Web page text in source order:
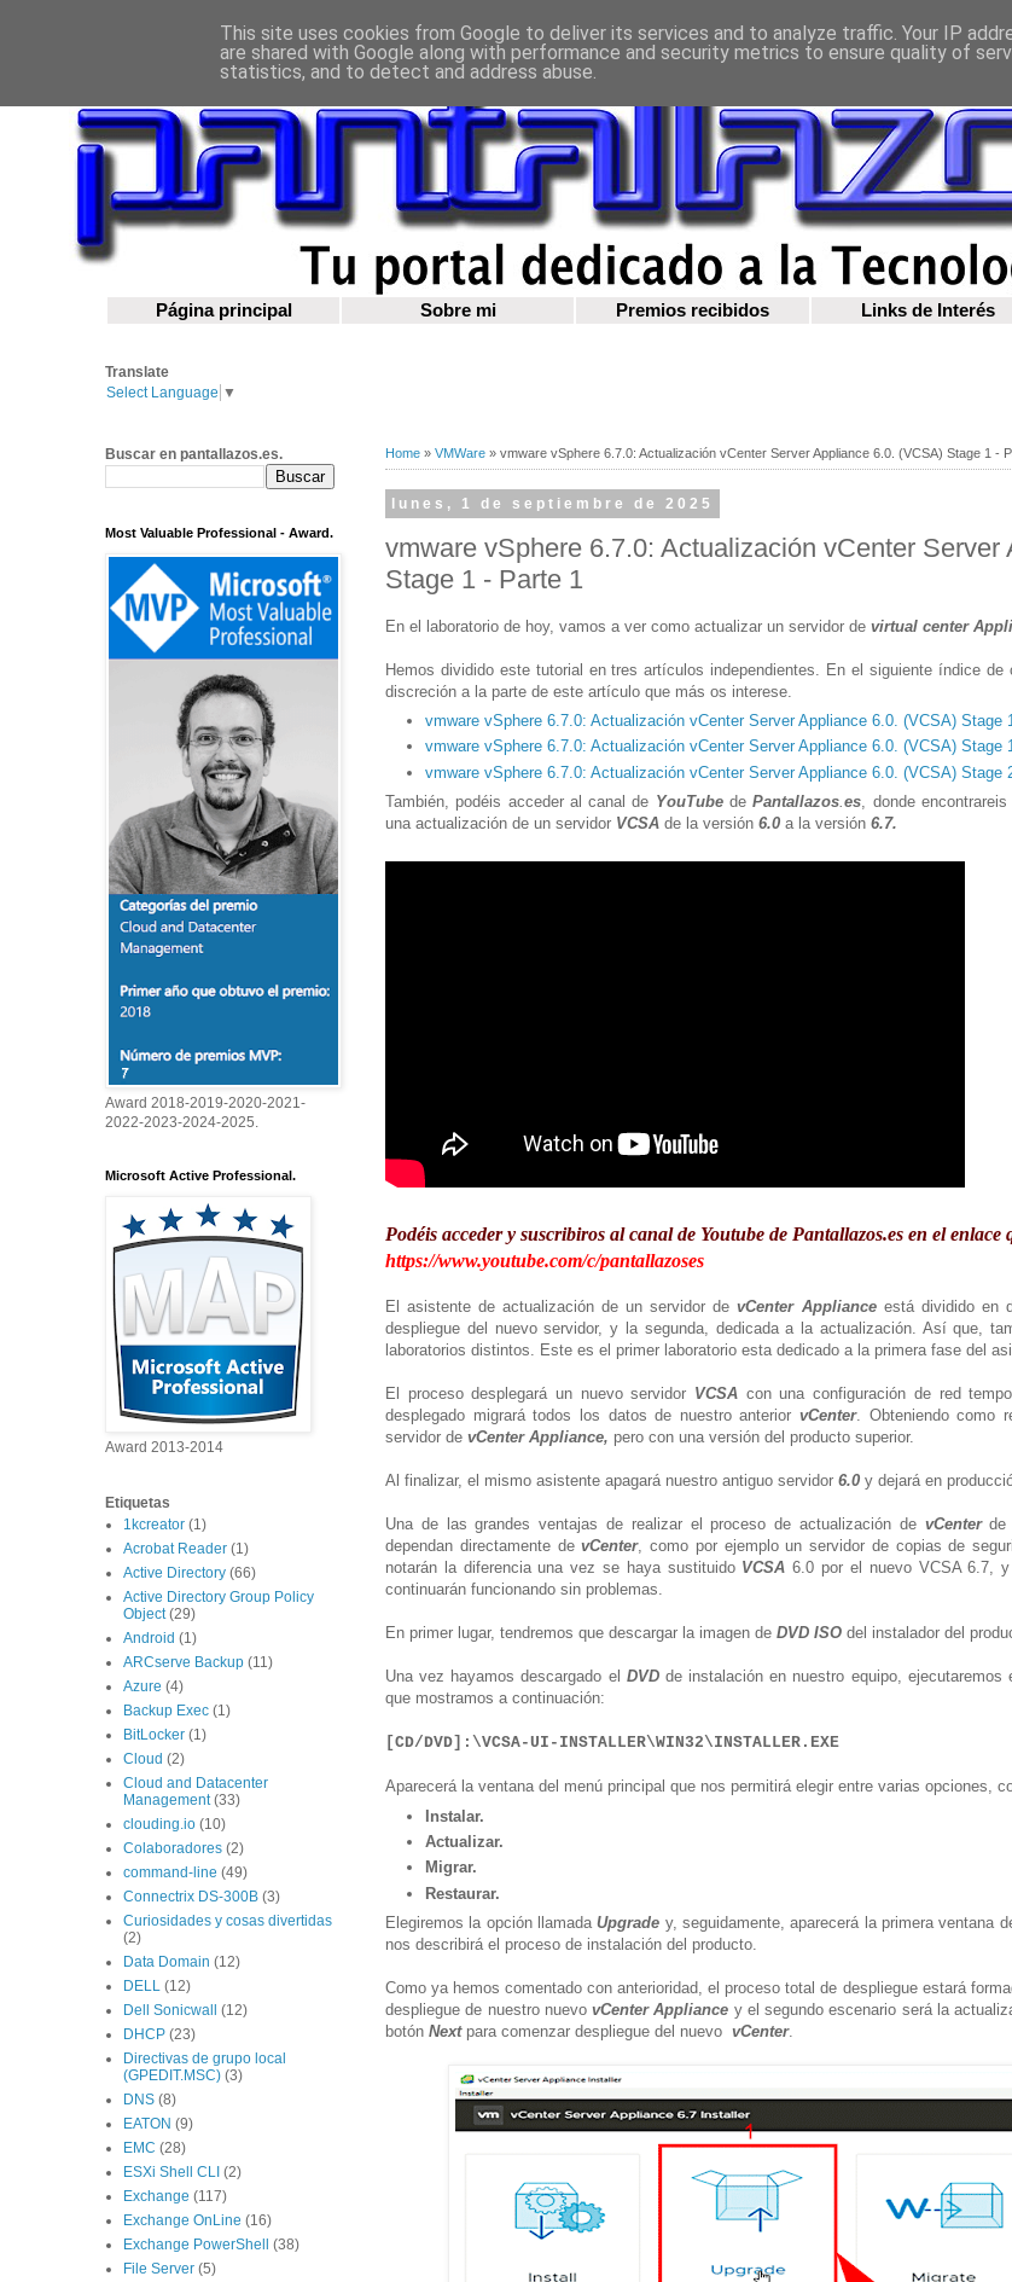
Página principal Sobre mi Premios recibidos Links de Interés
Translate
Select Language ▼
Home » VMWare » vmware vSphere 6.7.0: Actualización vCenter Server Appliance 6.0. (VCSA) Stage 1 -
lunes, 1 de septiembre de 2025
vmware vSphere 6.7.0: Actualización vCenter Server
Stage 1 - Parte 1
En el laboratorio de hoy, vamos a ver como actualizar un servidor de virtual center
Hemos dividido este tutorial en tres artículos independientes. En el siguiente índice
discreción a la parte de este artículo que más os interese.
vmware vSphere 6.7.0: Actualización vCenter Server Appliance 6.0. (VCSA) Stage
vmware vSphere 6.7.0: Actualización vCenter Server Appliance 6.0. (VCSA) Stage
vmware vSphere 6.7.0: Actualización vCenter Server Appliance 6.0. (VCSA) Stage
También, podéis acceder al canal de YouTubedePantallazos.es, donde
una actualización de un servidor VCSA de la versión 6.0 a la versión 6.7.
Podéis acceder y suscribiros al canal de Youtube de Pantallazos.es en el
https://www.youtube.com/c/pantallazoses
El asistente de actualización de un servidor devCenter Applianceestá dividido en
despliegue del nuevo servidor, y la segunda, dedicada a la actualización. Así que,
laboratorios distintos. Este es el primer laboratorio esta dedicado a la primera fase del
El proceso desplegará un nuevo servidor VCSA con una configuración de red
desplegado migrará todos los datos de nuestro anterior vCenter. Obteniendo como
servidor de vCenter Appliance, pero con una versión del producto superior.
Al finalizar, el mismo asistente apagará nuestro antiguo servidor 6.0 y dejará en
Una de las grandes ventajas de realizar el proceso de actualización de vCenterde
dependan directamente devCenter, como por ejemplo un servidor de copias de
notarán la diferencia una vez se haya sustituido VCSA6.0 por el nuevo VCSA 6.7,
continuarán funcionando sin problemas.
En primer lugar, tendremos que descargar la imagen de DVD ISO del instalador del
Una vez hayamos descargado el DVD de instalación en nuestro equipo,
que mostramos a continuación:
[CD/DVD]:\VCSA-UI-INSTALLER\WIN32\INSTALLER.EXE
Aparecerá la ventana del menú principal que nos permitirá elegir entre varias opciones,
Instalar.
Actualizar.
Migrar.
Restaurar.
Elegiremos la opción llamadaUpgrade y, seguidamente, aparecerá la primera ventana
nos describirá el proceso de instalación del producto.
Como ya hemos comentado con anterioridad, el proceso total de despliegue estará
despliegue de nuestro nuevo vCenter Appliance y el segundo escenario será la
botón Nextpara comenzar despliegue del nuevo vCenter.
Buscar en pantallazos.es.
Most Valuable Professional - Award.
Award 2018-2019-2020-2021-
2022-2023-2024-2025.
Microsoft Active Professional.
Award 2013-2014
Etiquetas
1kcreator (1)
Acrobat Reader (1)
Active Directory (66)
Active Directory Group Policy
Object (29)
Android (1)
ARCserve Backup (11)
Azure (4)
Backup Exec (1)
BitLocker (1)
Cloud (2)
Cloud and Datacenter
Management (33)
clouding.io (10)
Colaboradores (2)
command-line (49)
Connectrix DS-300B (3)
Curiosidades y cosas divertidas
(2)
Data Domain (12)
DELL (12)
Dell Sonicwall (12)
DHCP (23)
Directivas de grupo local
(GPEDIT.MSC) (3)
DNS (8)
EATON (9)
EMC (28)
ESXi Shell CLI (2)
Exchange (117)
Exchange OnLine (16)
Exchange PowerShell (38)
File Server (5)
This site uses cookies from Google to deliver its services and to analyze traffic. Your IP
are shared with Google along with performance and security metrics to ensure quality of
statistics, and to detect and address abuse.